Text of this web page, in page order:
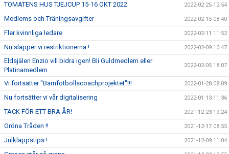
TOMATENS HUS TJEJCUP 15-16 OKT 2022 2022-02-25 12:54
Medlems och Träningsavgifter 2022-02-15 08:40
Fler kvinnliga ledare 2022-02-11 11:52
Nu släpper vi restriktionerna ! 2022-02-09 10:47
Eldsjälen Enzio vill bidra igen! Bli Guldmedlem eller
Platinamedlem
2022-02-05 18:07
Vi fortsätter "Barnfotbollscoachprojektet"!!! 2022-01-28 08:09
Nu fortsätter vi vår digitalisering 2022-01-13 11:36
TACK FÖR ETT BRA ÅR! 2021-12-23 19:24
Gröna Tråden !! 2021-12-17 08:55
Julklappstips ! 2021-12-09 11:04